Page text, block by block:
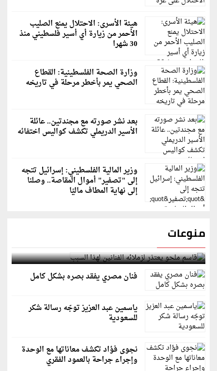
هيئة الأسرى: الاحتلال يمنع الصليب
الأحمر من زيارة أي أسير فلسطيني منذ
30 شهرا
وزارة الصحة الفلسطينية: القطاع
الصحي يمر بأخطر مرحلة في تاريخه
بعد نشر صورته مع مجندتين.. عائلة
الأسير الدريملي تكشف كواليس اختفائه
وزير المالية الفلسطيني: إسرائيل تتجه
إلى "تصفير" أموال المقاصة.. وصلنا
إلى نهاية المطاف ماليًا
منوعات
قاسم ملحو يعتذر لزملائه الفنانين لهذا السبب
فنان مصري يفقد بصره بشكل كامل
ياسمين عبد العزيز توجّه رسالة شكر
للسعودية
نجوى فؤاد تكشف معاناتها مع الوحدة
وإجراء جراحة بالعمود الفقري